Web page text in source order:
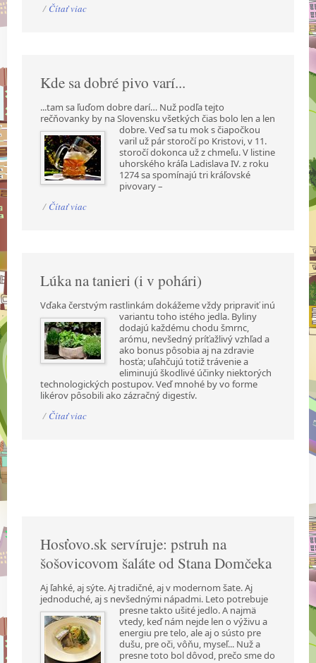
/ Čítať viac
Kde sa dobré pivo varí...
...tam sa ľuďom dobre darí… Nuž podľa tejto
rečňovanky by na Slovensku všetkých čias bolo len a len
dobre. Veď sa tu mok s čiapočkou
varil už pár storočí po Kristovi, v 11.
storočí dokonca už z chmeľu. V listine
uhorského kráľa Ladislava IV. z roku
1274 sa spomínajú tri kráľovské
pivovary –
/ Čítať viac
Lúka na tanieri (i v pohári)
Vďaka čerstvým rastlinkám dokážeme vždy pripraviť inú
variantu toho istého jedla. Byliny
dodajú každému chodu šmrnc,
arómu, nevšedný príťažlivý vzhľad a
ako bonus pôsobia aj na zdravie
hosťa; uľahčujú totiž trávenie a
eliminujú škodlivé účinky niektorých
technologických postupov. Veď mnohé by vo forme
likérov pôsobili ako zázračný digestív.
/ Čítať viac
Hosťovo.sk servíruje: pstruh na
šošovicovom šaláte od Stana Domčeka
Aj ľahké, aj sýte. Aj tradičné, aj v modernom šate. Aj
jednoduché, aj s nevšednými nápadmi. Leto potrebuje
presne takto ušité jedlo. A najmä
vtedy, keď nám nejde len o výživu a
energiu pre telo, ale aj o sústo pre
dušu, pre oči, vôňu, myseľ... Nuž a
presne toto bol dôvod, prečo sme do